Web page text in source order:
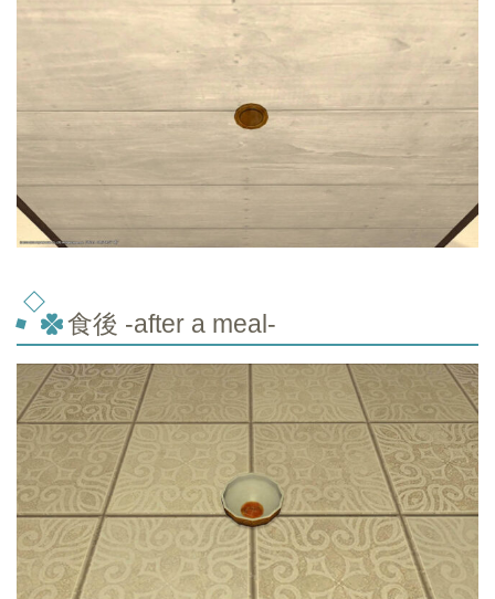
食後 -after a meal-